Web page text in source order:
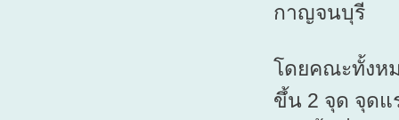
กาญจนบุรี
โดยคณะทั้งห
ขึ้น 2 จุด จุดแ